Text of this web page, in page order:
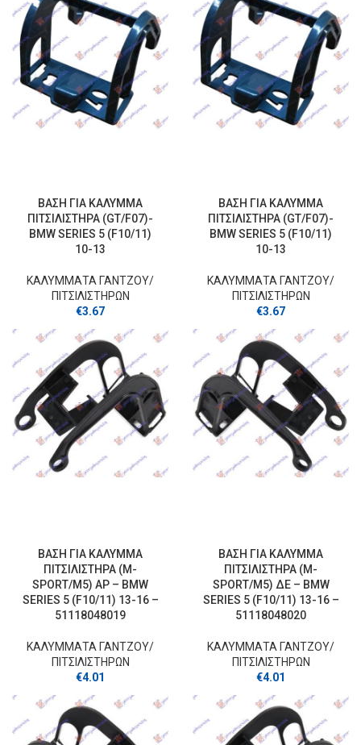
ΒΑΣΗ ΓΙΑ ΚΑΛΥΜΜΑ
ΠΙΤΣΙΛΙΣΤΗΡΑ (GT/F07)-
BMW SERIES 5 (F10/11)
10-13
ΚΑΛΥΜΜΑΤΑ ΓΑΝΤΖOY/
ΠΙΤΣΙΛΙΣΤΗΡΩΝ
€3.67
ΒΑΣΗ ΓΙΑ ΚΑΛΥΜΜΑ
ΠΙΤΣΙΛΙΣΤΗΡΑ (GT/F07)-
BMW SERIES 5 (F10/11)
10-13
ΚΑΛΥΜΜΑΤΑ ΓΑΝΤΖOY/
ΠΙΤΣΙΛΙΣΤΗΡΩΝ
€3.67
ΒΑΣΗ ΓΙΑ ΚΑΛΥΜΜΑ
ΠΙΤΣΙΛΙΣΤΗΡΑ (M-
SPORT/M5) ΑΡ – BMW
SERIES 5 (F10/11) 13-16 –
51118048019
ΚΑΛΥΜΜΑΤΑ ΓΑΝΤΖOY/
ΠΙΤΣΙΛΙΣΤΗΡΩΝ
€4.01
ΒΑΣΗ ΓΙΑ ΚΑΛΥΜΜΑ
ΠΙΤΣΙΛΙΣΤΗΡΑ (M-
SPORT/M5) ΔΕ – BMW
SERIES 5 (F10/11) 13-16 –
51118048020
ΚΑΛΥΜΜΑΤΑ ΓΑΝΤΖOY/
ΠΙΤΣΙΛΙΣΤΗΡΩΝ
€4.01